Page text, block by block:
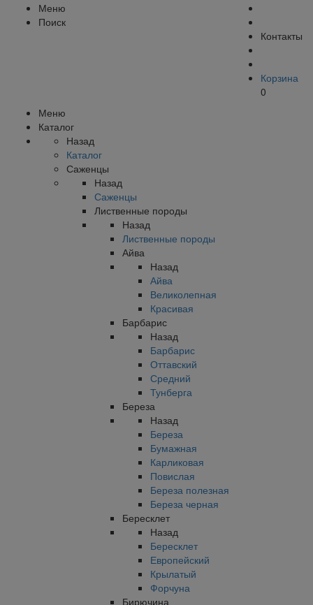
Контакты
Корзина
0
Меню
Поиск
Меню
Каталог
Назад
Каталог
Саженцы
Назад
Саженцы
Лиственные породы
Назад
Лиственные породы
Айва
Назад
Айва
Великолепная
Красивая
Барбарис
Назад
Барбарис
Оттавский
Средний
Тунберга
Береза
Назад
Береза
Бумажная
Карликовая
Повислая
Береза полезная
Береза черная
Бересклет
Назад
Бересклет
Европейский
Крылатый
Форчуна
Бирючина